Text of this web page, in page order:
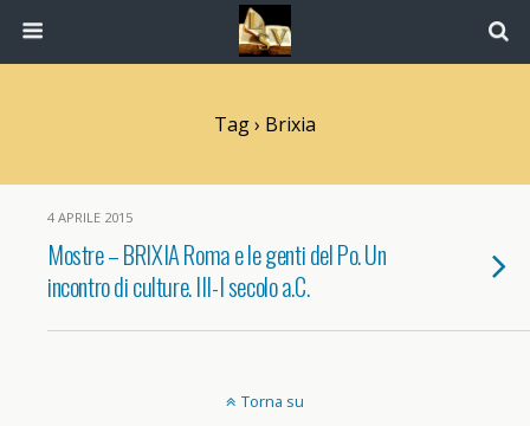
Tag › Brixia
4 APRILE 2015
Mostre – BRIXIA Roma e le genti del Po. Un
incontro di culture. III-I secolo a.C.
Torna su